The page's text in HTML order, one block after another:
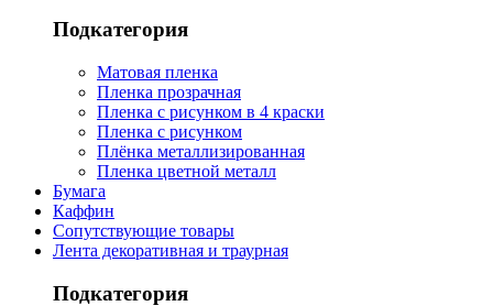
Подкатегория
Матовая пленка
Пленка прозрачная
Пленка с рисунком в 4 краски
Пленка с рисунком
Плёнка металлизированная
Пленка цветной металл
Бумага
Каффин
Сопутствующие товары
Лента декоративная и траурная
Подкатегория